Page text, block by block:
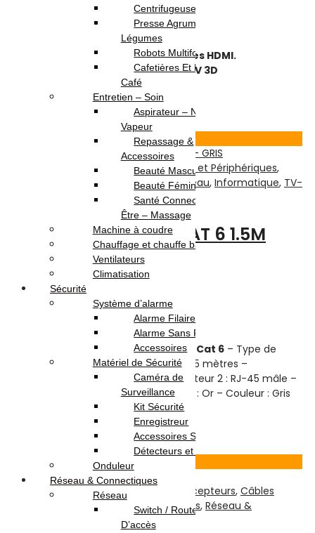
Modèle : 1.5 Mètres
compatible avec toutes les normes HDMI.
Compatible avec la technologie TV 3D
DT
Ajouter au panier
Réseau & Connectiques ,Accessoires et Périphériques,
Câbles et Connectiques
,Câbles Réseau, Informatique, TV-
CABLE RÉSEAU UTP CAT 6 1.5M
RJ45 – GRIS
sur 5
Cable Réseau RJ45 – Type de câble : Cat 6 – Type de
Blindage:
– Longueur de Câble: 1.5 mètres –
Connecteur 1 : RJ-45 mâle – Connecteur 2 : RJ-45 mâle –
Contacts du connecteur de placage : Or – Couleur : Gris
Ajouter au panier
Voir Produit
TV-Son-Photos Accessoires Pour Récepteurs, Câbles
Câbles et Connectiques, Réseau &
Centrifugeuses
Presse Agrumes /
Légumes
Robots Multifonction
Cafetières Et Moulin À
Café
Entretien – Soin
Aspirateur – Nettoyeur
Vapeur
Repassage &
Accessoires
Beauté Masculine
Beauté Féminine
Santé Connectée – Bien
Être – Massage
Machine à coudre
Chauffage et chauffe bain
Ventilateurs
Climatisation
Sécurité
Système d’alarme
Alarme Filaire
Alarme Sans Fil
Accessoires
Matériel de Sécurité
Caméra de
Surveillance
Kit Sécurité
Enregistreur
Accessoires Sécurité
Détecteurs et Capteurs
Onduleur
Réseau & Connectiques
Réseau
Switch / Routeurs / Point
D’accès